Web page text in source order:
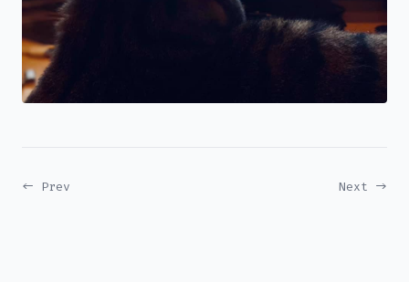
← Prev Next →